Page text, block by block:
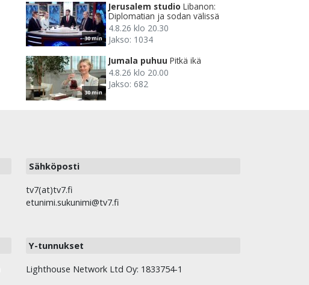
30 min
Jerusalem studio Libanon:
Diplomatian ja sodan välissä
4.8.26 klo 20.30
Jakso: 1034
30 min
Jumala puhuu Pitkä ikä
4.8.26 klo 20.00
Jakso: 682
Sähköposti
tv7(at)tv7.fi
etunimi.sukunimi@tv7.fi
Y-tunnukset
Lighthouse Network Ltd Oy: 1833754-1